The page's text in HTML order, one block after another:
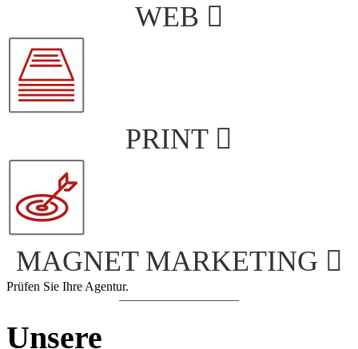
WEB
PRINT
MAGNET MARKETING
Prüfen Sie Ihre Agentur.
Unsere